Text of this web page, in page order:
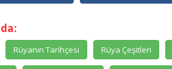
Rüyanın Tarihçesi Rüya Çeşitleri